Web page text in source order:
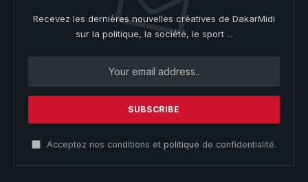
Recevez les dernières nouvelles créatives de DakarMidi
sur la politique, la société, le sport ...
Acceptez nos conditions et politique de confidentialité.